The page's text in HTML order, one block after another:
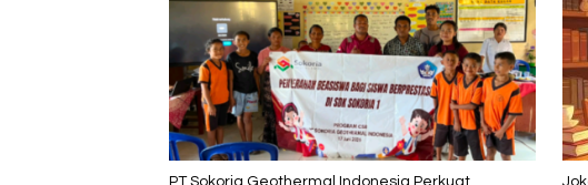
PT Sokoria Geothermal Indonesia Perkuat